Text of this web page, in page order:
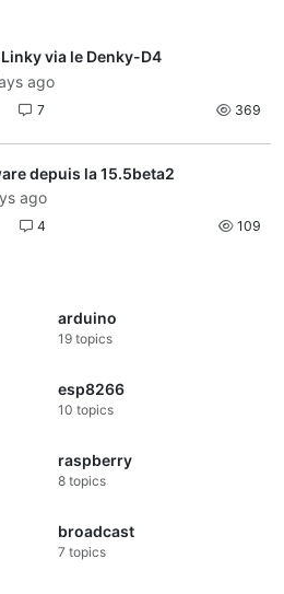
via le Denky-D4
ago
7 369
depuis la 15.5beta2
ago
4 109
arduino
19 topics
esp8266
10 topics
raspberry
8 topics
broadcast
7 topics